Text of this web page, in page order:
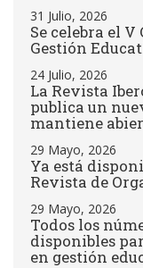
31 Julio, 2026
Se celebra el
Gestión
24 Julio, 2026
La Revista
publica un
mantiene
29 Mayo, 2026
Ya está
Revista de
29 Mayo, 2026
Todos los
disponibles
en gestión